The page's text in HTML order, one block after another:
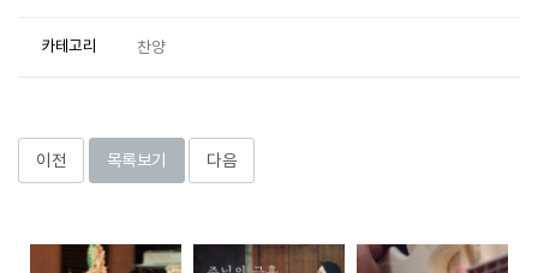
카테고리 찬양
이전 목록보기 다음